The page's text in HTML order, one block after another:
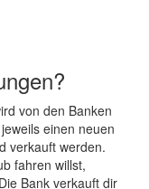
von den Banken
einen neuen
verkauft werden.
fahren willst,
Bank verkauft dir